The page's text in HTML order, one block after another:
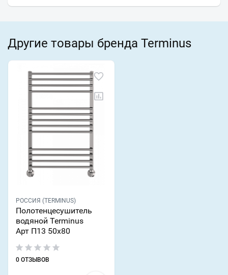
Другие товары бренда Terminus
РОССИЯ (TERMINUS)
Полотенцесушитель
водяной Terminus
Арт П13 50х80
0 ОТЗЫВОВ